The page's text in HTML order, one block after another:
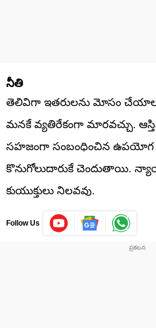
నీతి
తెలివిగా ఇతరులను మోసం
మనకే వ్యతిరేకంగా మారవచ్చు.
సహజంగా సంబంధించిన ఉపయోగ
కొనుగోలుదారుకే చెందుతాయి.
కుయుక్తులు నిలవవు.
Follow Us